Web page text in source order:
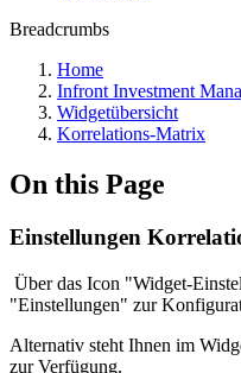
Breadcrumbs
Home
Infront Investment
Widgetübersicht
Korrelations-Matrix
On this Page
Einstellungen
Über das Icon "Widget-
"Einstellungen" zur
Alternativ steht Ihnen im
zur Verfügung.